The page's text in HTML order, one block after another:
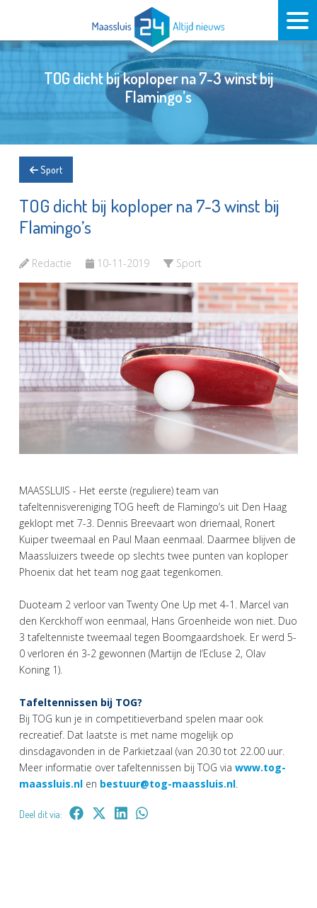
TOG dicht bij koploper na 7-3 winst bij
Flamingo’s
Sport
TOG dicht bij koploper na 7-3 winst bij
Flamingo’s
Redactie 10-11-2019 Sport
MAASSLUIS - Het eerste (reguliere) team van
tafeltennisvereniging TOG heeft de Flamingo’s uit Den Haag
geklopt met 7-3. Dennis Breevaart won driemaal, Ronert
Kuiper tweemaal en Paul Maan eenmaal. Daarmee blijven de
Maassluizers tweede op slechts twee punten van koploper
Phoenix dat het team nog gaat tegenkomen.
Duoteam 2 verloor van Twenty One Up met 4-1. Marcel van
den Kerckhoff won eenmaal, Hans Groenheide won niet. Duo
3 tafeltenniste tweemaal tegen Boomgaardshoek. Er werd 5-
0 verloren én 3-2 gewonnen (Martijn de l’Ecluse 2, Olav
Koning 1).
Tafeltennissen bij TOG?
Bij TOG kun je in competitieverband spelen maar ook
recreatief. Dat laatste is met name mogelijk op
dinsdagavonden in de Parkietzaal (van 20.30 tot 22.00 uur.
Meer informatie over tafeltennissen bij TOG via www.tog-
maassluis.nl en bestuur@tog-maassluis.nl.
Deel dit via: